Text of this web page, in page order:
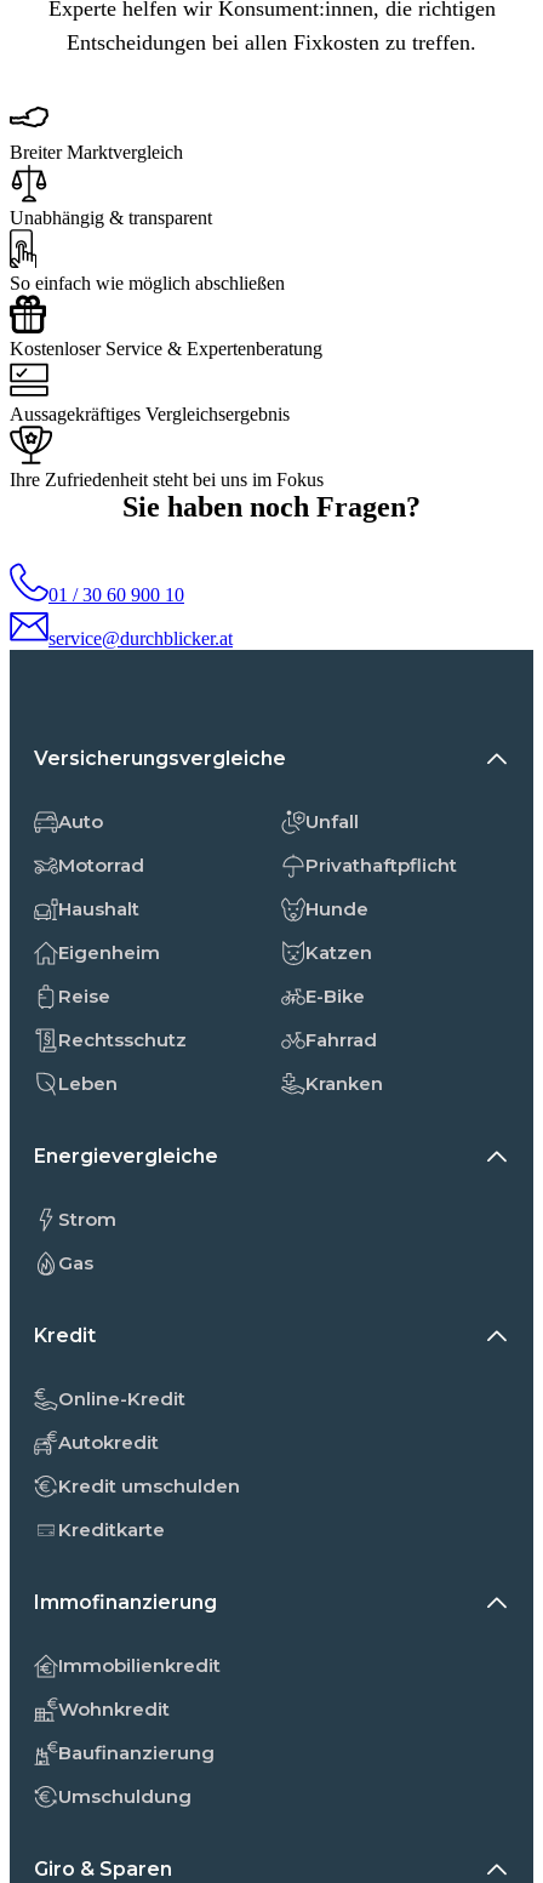
Experte helfen wir Konsument:innen, die richtigen
Entscheidungen bei allen Fixkosten zu treffen.
Breiter Marktvergleich
Unabhängig & transparent
So einfach wie möglich abschließen
Kostenloser Service & Expertenberatung
Aussagekräftiges Vergleichsergebnis
Ihre Zufriedenheit steht bei uns im Fokus
Sie haben noch Fragen?
01 / 30 60 900 10
service@durchblicker.at
Versicherungsvergleiche
Auto
Motorrad
Haushalt
Eigenheim
Reise
Rechtsschutz
Leben
Unfall
Privathaftpflicht
Hunde
Katzen
E-Bike
Fahrrad
Kranken
Energievergleiche
Strom
Gas
Kredit
Online-Kredit
Autokredit
Kredit umschulden
Kreditkarte
Immofinanzierung
Immobilienkredit
Wohnkredit
Baufinanzierung
Umschuldung
Giro & Sparen